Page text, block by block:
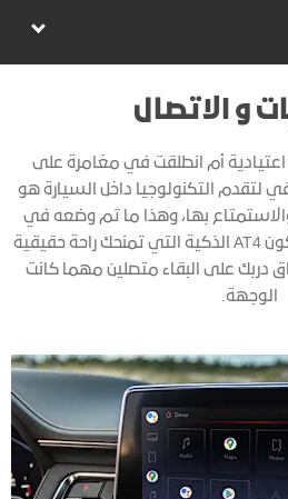
و الاتصال
أم انطلقت في مغامرة على
لتقدم التكنولوجيا داخل السيارة هو
بها، وهذا ما تم وضعه في
الحسبان عند ابتكار تقنيات يوكون AT4 الذكية التي تمنحك راحة حقيقية
دربك على البقاء متصلين مهما كانت
الوجهة.